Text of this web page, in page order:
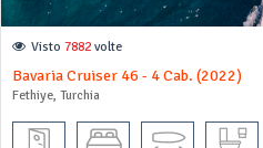
Visto 7882 volte
Bavaria Cruiser 46 - 4 Cab. (2022)
Fethiye, Turchia